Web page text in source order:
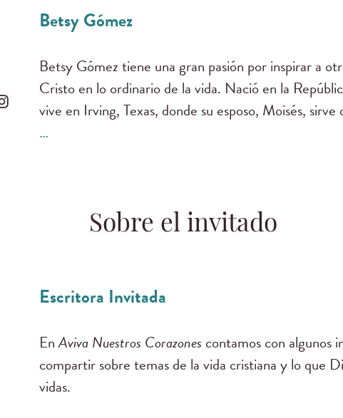
Betsy Gómez
Betsy Gómez tiene una gran pasión por inspirar a
Cristo en lo ordinario de la vida. Nació en la
vive en Irving, Texas, donde su esposo, Moisés,
…
Sobre el invitado
Escritora Invitada
EnAviva Nuestros Corazones contamos con algunos
compartir sobre temas de la vida cristiana y lo que
vidas.